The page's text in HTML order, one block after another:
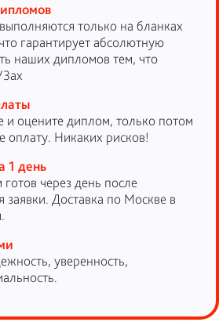
только на бланках
гарантирует абсолютную
наших дипломов тем, что
и оцените диплом, только потом
оплату. Никаких рисков!
1 день
через день после
Доставка по Москве в
уверенность,